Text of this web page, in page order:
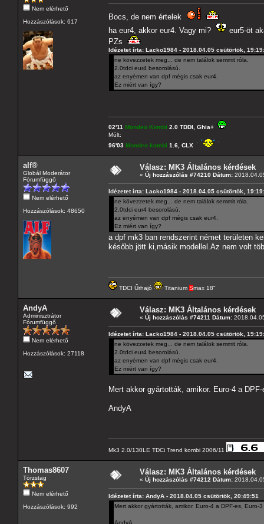
Nem elérhető
Hozzászólások: 617
Bocs, de nem értelek
ha eur4, akkor eur4. Vagy mi?
eur5-öt
PZs
Idézetet írta: Lacko1984 - 2018.04.05 csütörtök,
ne kövezzetek meg... de nem találok semmit róla.
2.0tdci eur4 besorolású.
az enyémen van dpf mégis csak eur4.
Ez miért van így?
02'11 Mondeo Kombi 2.0 TDDI, Ghia+
Múlt:
96'03 Mondeo kombi 1.6, CLX
alf®
Globál Moderátor
Fórumfüggő
Nem elérhető
Hozzászólások: 48650
Válasz: MK3 Általános kérdések
« Új hozzászólás #74210 Dátum:
Idézetet írta: Lacko1984 - 2018.04.05 csütörtök,
ne kövezzetek meg... de nem találok semmit róla.
2.0tdci eur4 besorolású.
az enyémen van dpf mégis csak eur4.
Ez miért van így?
a dpf mk3 ban rendszerint német területen
később jött ki,másik modellel.Az nem volt
TDCI Űrhajó Titanium Smax 18"
AndyA
Adminisztrátor
Fórumfüggő
Nem elérhető
Hozzászólások: 27118
Válasz: MK3 Általános kérdések
« Új hozzászólás #74211 Dátum:
Idézetet írta: Lacko1984 - 2018.04.05 csütörtök,
ne kövezzetek meg... de nem találok semmit róla.
2.0tdci eur4 besorolású.
az enyémen van dpf mégis csak eur4.
Ez miért van így?
Mert akkor gyártották, amikor. Euro-4 a
AndyA
Mk3 2.0/130LE TDCi Trend kombi 2006/11
Thomas8607
Törzstag
Nem elérhető
Hozzászólások: 992
Válasz: MK3 Általános kérdések
« Új hozzászólás #74212 Dátum:
Idézetet írta: AndyA - 2018.04.05 csütörtök, 20:49:51
Mert akkor gyártották, amikor. Euro-4 a DPF-es, Euro-
AndyA